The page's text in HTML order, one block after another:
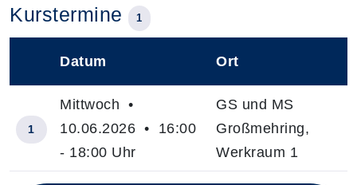
Kurstermine 1
Datum Ort
1
Mittwoch •
10.06.2026 • 16:00
- 18:00 Uhr
GS und MS
Großmehring,
Werkraum 1